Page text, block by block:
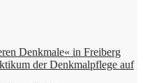
Denkmale« in Freiberg
der Denkmalpflege auf